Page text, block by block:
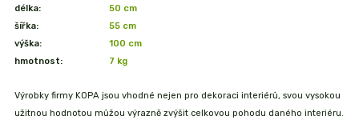
délka:
50 cm
šířka:
55 cm
výška:
100 cm
hmotnost:
7 kg
Výrobky firmy KOPA jsou vhodné nejen pro dekoraci interiérů, svou vysokou
užitnou hodnotou můžou výrazně zvýšit celkovou pohodu daného interiéru.